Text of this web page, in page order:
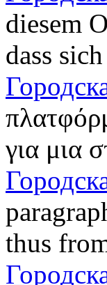
diesem
dass
για μια
thus